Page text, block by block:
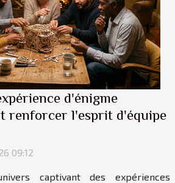
d'énigme
renforcer l'esprit d'équipe
09:12
captivant des expériences